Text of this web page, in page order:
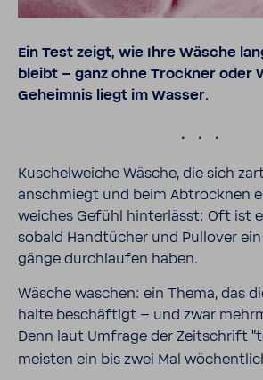
Ein Test zeigt, wie Ihre Wäsche
bleibt – ganz ohne Trockner oder
Geheimnis liegt im Wasser.
.
Kuschel­weiche Wäsche, die sich
anschmiegt und beim Abtrocknen
weiches Gefühl hinter­lässt: Oft ist
sobald Hand­tü­cher und Pull­over
gänge durch­laufen haben.
Wäsche waschen: ein Thema, das
halte beschäf­tigt – und zwar
Denn laut Umfrage der Zeit­schrift
meisten ein bis zwei Mal